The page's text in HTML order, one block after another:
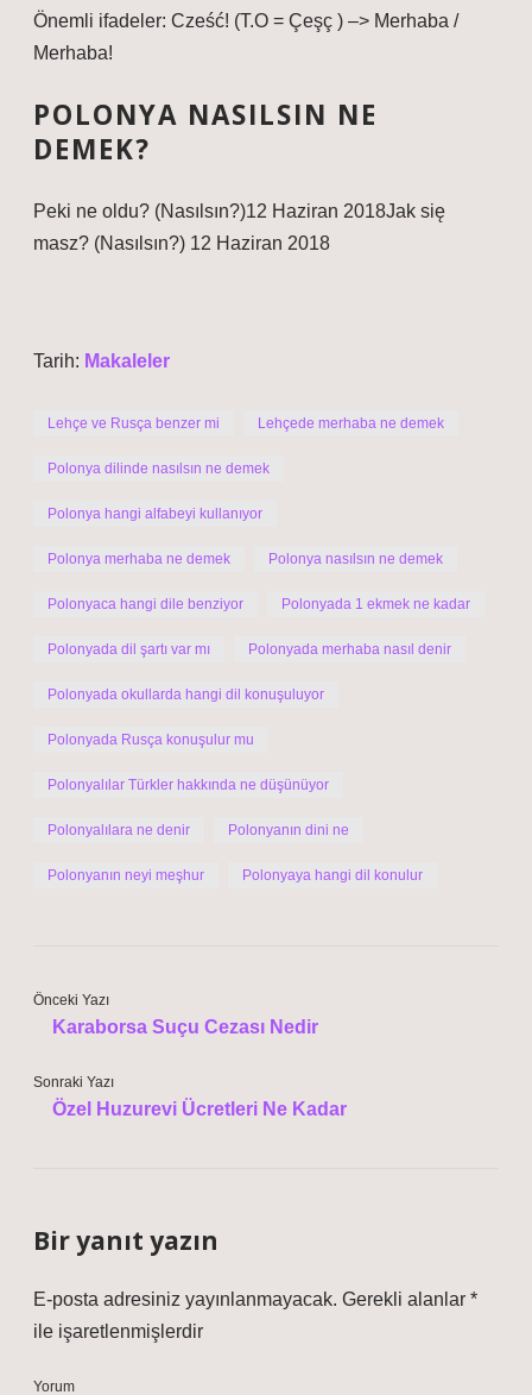
Önemli ifadeler: Cześć! (T.O = Çeşç ) –> Merhaba /
Merhaba!
POLONYA NASILSIN NE
DEMEK?
Peki ne oldu? (Nasılsın?)12 Haziran 2018Jak się
masz? (Nasılsın?) 12 Haziran 2018
Tarih: Makaleler
Lehçe ve Rusça benzer mi Lehçede merhaba ne demek
Polonya dilinde nasılsın ne demek
Polonya hangi alfabeyi kullanıyor
Polonya merhaba ne demek Polonya nasılsın ne demek
Polonyaca hangi dile benziyor Polonyada 1 ekmek ne kadar
Polonyada dil şartı var mı Polonyada merhaba nasıl denir
Polonyada okullarda hangi dil konuşuluyor
Polonyada Rusça konuşulur mu
Polonyalılar Türkler hakkında ne düşünüyor
Polonyalılara ne denir Polonyanın dini ne
Polonyanın neyi meşhur Polonyaya hangi dil konulur
Önceki Yazı
Karaborsa Suçu Cezası Nedir
Sonraki Yazı
Özel Huzurevi Ücretleri Ne Kadar
Bir yanıt yazın
E-posta adresiniz yayınlanmayacak. Gerekli alanlar *
ile işaretlenmişlerdir
Yorum